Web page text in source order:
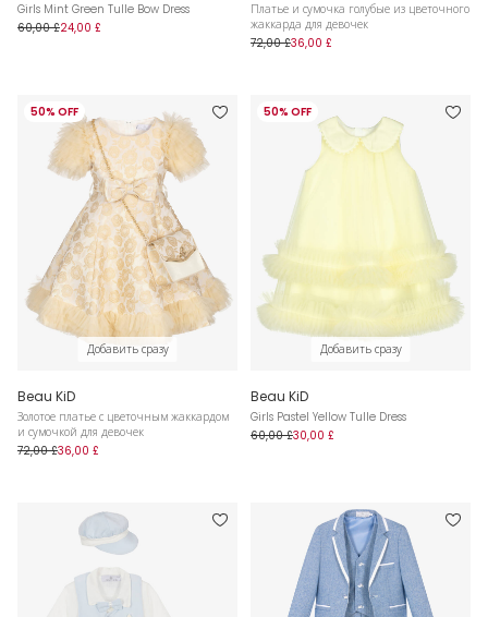
Girls Mint Green Tulle Bow Dress
60,00 £24,00 £
Платье и сумочка голубые из цветочного
жаккарда для девочек
72,00 £36,00 £
50% OFF
Добавить сразу
Beau KiD
Золотое платье с цветочным жаккардом
и сумочкой для девочек
72,00 £36,00 £
50% OFF
Добавить сразу
Beau KiD
Girls Pastel Yellow Tulle Dress
60,00 £30,00 £